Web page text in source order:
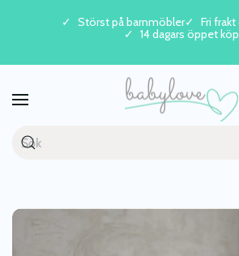
Skip to main content
Störst på barnmöbler
Fri
14 dagars öppet köp